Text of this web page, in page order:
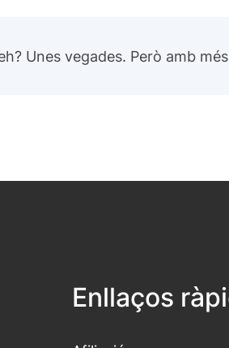
Unes vegades. Però amb més
Enllaços